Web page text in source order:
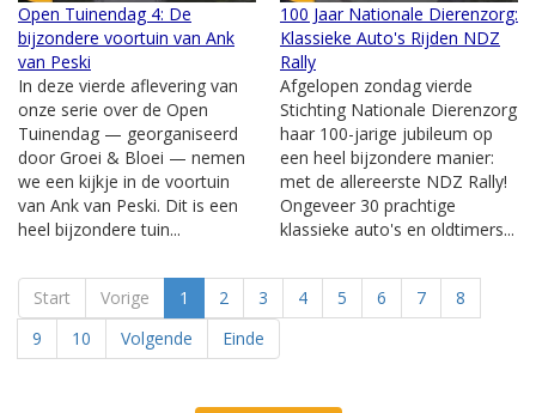
Open Tuinendag 4: De
bijzondere voortuin van Ank
van Peski
In deze vierde aflevering van
onze serie over de Open
Tuinendag — georganiseerd
door Groei & Bloei — nemen
we een kijkje in de voortuin
van Ank van Peski. Dit is een
heel bijzondere tuin...
100 Jaar Nationale Dierenzorg:
Klassieke Auto's Rijden NDZ
Rally
Afgelopen zondag vierde
Stichting Nationale Dierenzorg
haar 100-jarige jubileum op
een heel bijzondere manier:
met de allereerste NDZ Rally!
Ongeveer 30 prachtige
klassieke auto's en oldtimers...
Start Vorige 1 2 3 4 5 6 7
8
9
10 Volgende Einde